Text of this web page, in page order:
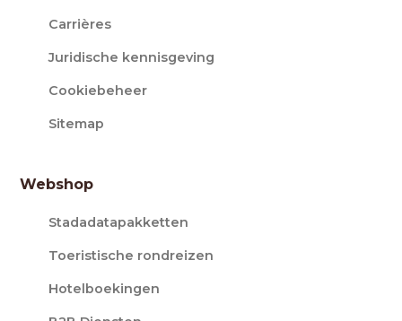
Carrières
Juridische kennisgeving
Cookiebeheer
Sitemap
Webshop
Stadadatapakketten
Toeristische rondreizen
Hotelboekingen